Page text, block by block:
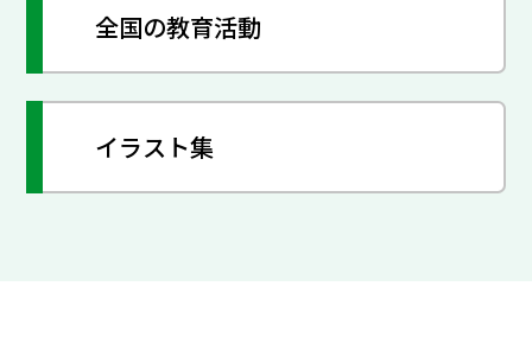
全国の教育活動
イラスト集